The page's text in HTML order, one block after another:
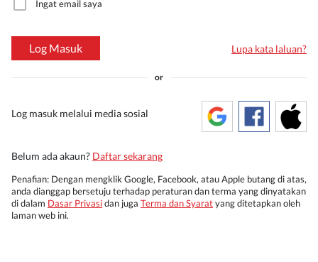
Ingat email saya
Log Masuk Lupa kata laluan?
or
Log masuk melalui media sosial
Belum ada akaun? Daftar sekarang
Penafian: Dengan mengklik Google, Facebook, atau Apple butang di atas,
anda dianggap bersetuju terhadap peraturan dan terma yang dinyatakan
di dalam Dasar Privasidan juga Terma dan Syaratyang ditetapkan oleh
laman web ini.